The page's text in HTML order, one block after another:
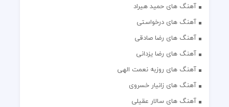
آهنگ های حمید هیراد
آهنگ های درخواستی
آهنگ های رضا صادقی
آهنگ های رضا یزدانی
آهنگ های روزبه نعمت الهی
آهنگ های زانیار خسروی
آهنگ های سالار عقیلی